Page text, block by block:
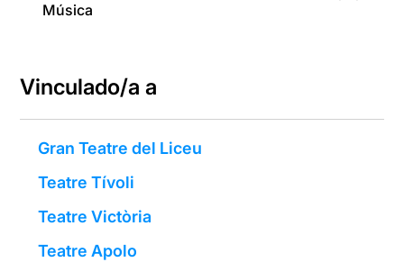
Música
Vinculado/a a
Gran Teatre del Liceu
Teatre Tívoli
Teatre Victòria
Teatre Apolo